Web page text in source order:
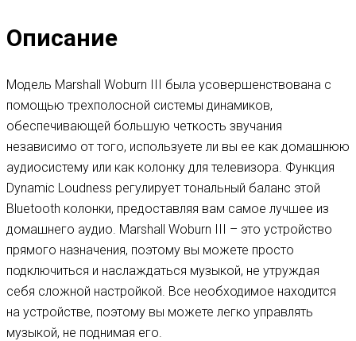
Описание
Модель Marshall Woburn III была усовершенствована с
помощью трехполосной системы динамиков,
обеспечивающей большую четкость звучания
независимо от того, используете ли вы ее как домашнюю
аудиосистему или как колонку для телевизора. Функция
Dynamic Loudness регулирует тональный баланс этой
Bluetooth колонки, предоставляя вам самое лучшее из
домашнего аудио. Marshall Woburn III – это устройство
прямого назначения, поэтому вы можете просто
подключиться и наслаждаться музыкой, не утруждая
себя сложной настройкой. Все необходимое находится
на устройстве, поэтому вы можете легко управлять
музыкой, не поднимая его.